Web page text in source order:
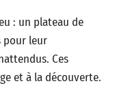
: un plateau de
pour leur
Ces
et à la découverte.